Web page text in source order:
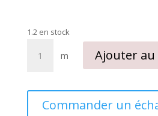
1.2 en stock
largeur
m Ajouter
Commander un